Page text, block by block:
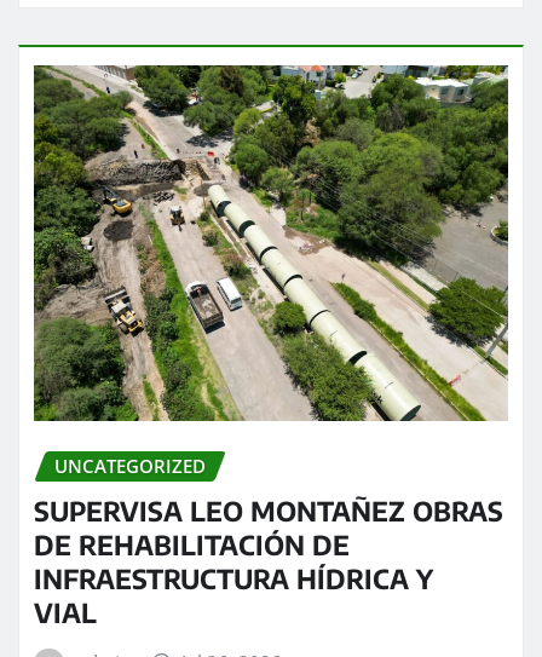
UNCATEGORIZED
SUPERVISA LEO MONTAÑEZ OBRAS
DE REHABILITACIÓN DE
INFRAESTRUCTURA HÍDRICA Y
VIAL